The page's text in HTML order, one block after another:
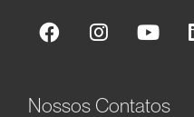
Nossos Contatos